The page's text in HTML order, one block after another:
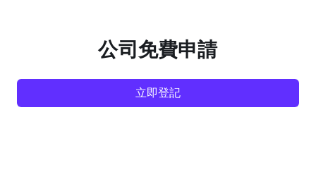
公司免費申請
立即登記